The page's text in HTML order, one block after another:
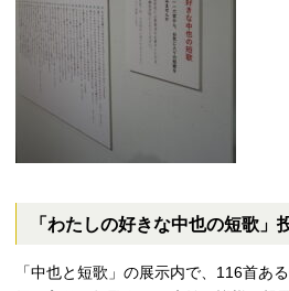
「わたしの好きな中也の短歌」
「中也と短歌」の展示内で、116首あ